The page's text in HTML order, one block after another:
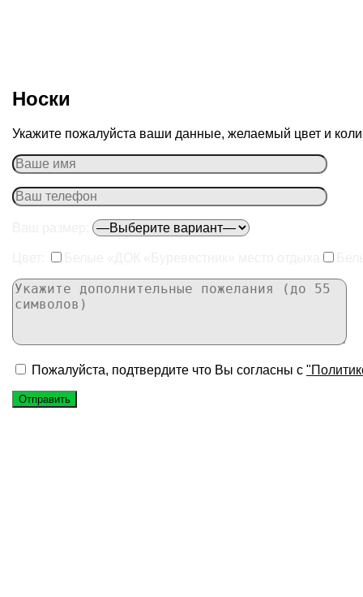
Носки
Укажите пожалуйста ваши данные, желаемый цвет и
Пожалуйста, подтвердите что Вы согласны с